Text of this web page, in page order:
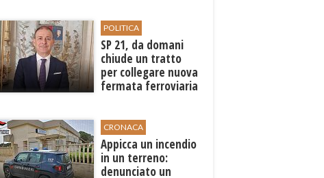
POLITICA
SP 21, da domani
chiude un tratto
per collegare nuova
fermata ferroviaria
CRONACA
Appicca un incendio
in un terreno:
denunciato un